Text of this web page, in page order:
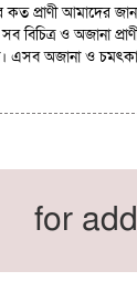
কত প্রাণী আমাদের
বিচিত্র ও অজানা
এসব অজানা ও
for add